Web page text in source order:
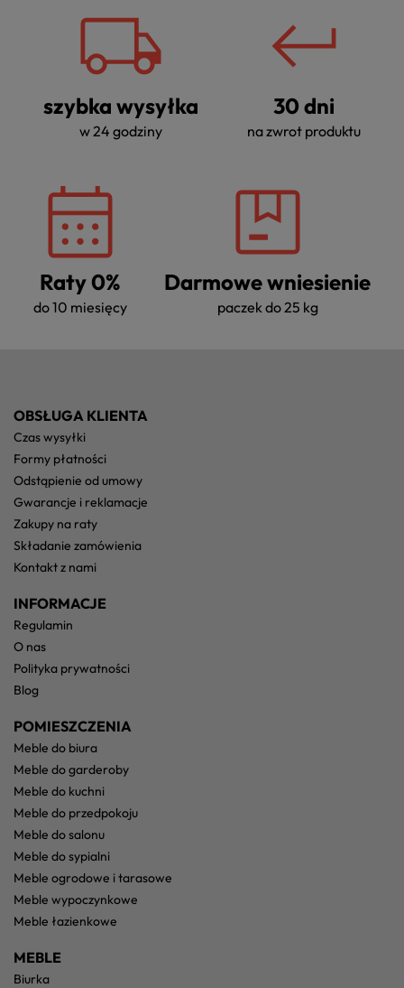
szybka wysyłka
w 24 godziny
30 dni
na zwrot produktu
Raty 0%
do 10 miesięcy
Darmowe wniesienie
paczek do 25 kg
OBSŁUGA KLIENTA
czas wysyłki
formy płatności
odstąpienie od umowy
gwarancje i reklamacje
zakupy na raty
składanie zamówienia
kontakt z nami
INFORMACJE
regulamin
o nas
polityka prywatności
blog
POMIESZCZENIA
meble do biura
meble do garderoby
meble do kuchni
meble do przedpokoju
meble do salonu
meble do sypialni
meble ogrodowe i tarasowe
meble wypoczynkowe
meble łazienkowe
MEBLE
biurka